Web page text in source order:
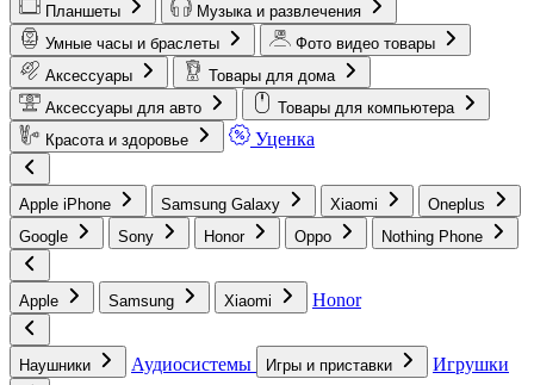
Планшеты
Музыка и развлечения
Умные часы и браслеты
Фото видео товары
Аксессуары
Товары для дома
Аксессуары для авто
Товары для компьютера
Красота и здоровье
Уценка
Apple iPhone Samsung Galaxy Xiaomi
Oneplus
Google
Sony Honor Oppo Nothing Phone
Apple Samsung Xiaomi Honor
Наушники Аудиосистемы Игры и приставки Игрушки